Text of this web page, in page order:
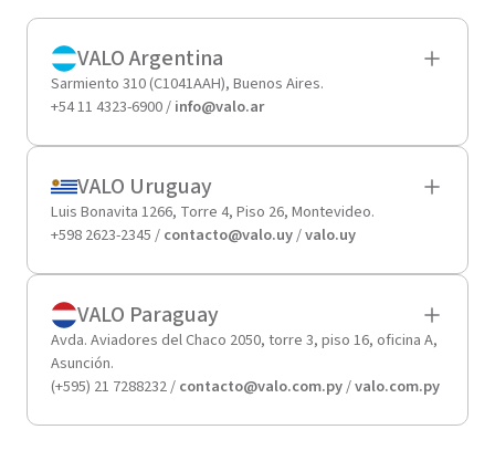
VALO Argentina
Sarmiento 310 (C1041AAH), Buenos Aires.
+54 11 4323-6900 /info@valo.ar
VALO Uruguay
Luis Bonavita 1266, Torre 4, Piso 26, Montevideo.
+598 2623-2345 /contacto@valo.uy/valo.uy
VALO Paraguay
Avda. Aviadores del Chaco 2050, torre 3, piso 16, oficina A,
Asunción.
(+595) 21 7288232 /contacto@valo.com.py/valo.com.py